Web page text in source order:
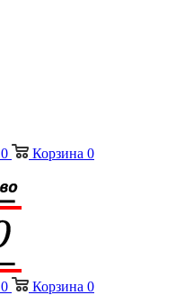
0 Корзина 0
0 Корзина 0